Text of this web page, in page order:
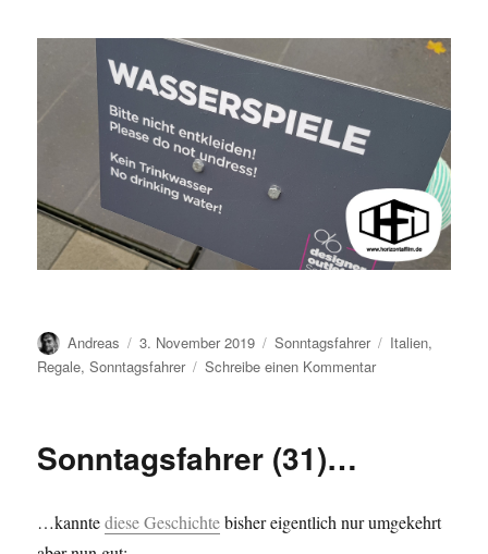
Autor
Andreas
Veröffentlicht
am
3. November 2019 Kategorien
Sonntagsfahrer Schlagwörter
Italien,
Regale,Sonntagsfahrer Schreibe einen Kommentarzu
Sonntagsfahrer (31)…
…kanntediese Geschichtebisher eigentlich nur umgekehrt